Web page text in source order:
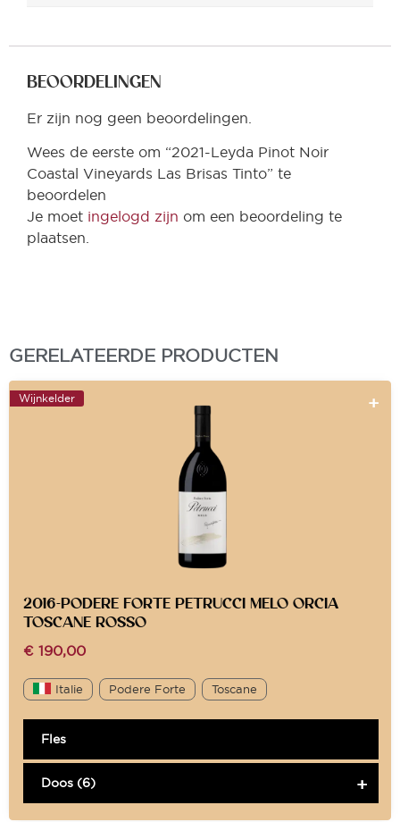
BEOORDELINGEN
Er zijn nog geen beoordelingen.
Wees de eerste om “2021-Leyda Pinot Noir
Coastal Vineyards Las Brisas Tinto” te
beoordelen
Je moet ingelogd zijn om een beoordeling te
plaatsen.
GERELATEERDE PRODUCTEN
Wijnkelder
2016-PODERE FORTE PETRUCCI MELO ORCIA
TOSCANE ROSSO
€ 190,00
Italie Podere Forte Toscane
Fles
Doos (6)